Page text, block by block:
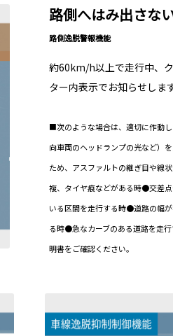
路側へはみ出さな
路側逸脱警報機能
約60km/h以上で走行中、
ター内表示でお知らせします
■次のような場合は、適切に作動
向車両のヘッドランプの光など）
ため、アスファルトの継ぎ目や線
複、タイヤ痕などがある時●交差
いる区間を走行する時●道路の幅
る時●急なカーブのある道路を走
明書をご確認ください。